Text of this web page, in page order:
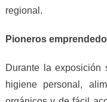
regional .
Pioneros
Durante la exposición
higiene personal,